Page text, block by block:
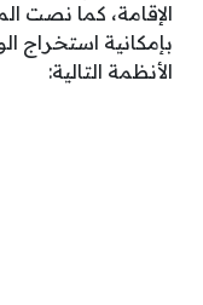
الإقامة، كما نصت
بإمكانية استخراج
الأنظمة التالية: